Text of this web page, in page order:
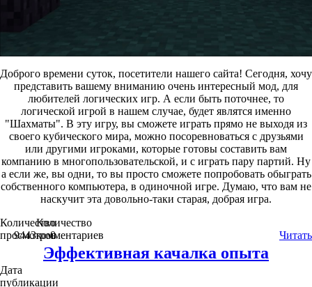
Доброго времени суток, посетители нашего сайта! Сегодня, хочу
представить вашему вниманию очень интересный мод, для
любителей логических игр. А если быть поточнее, то
логической игрой в нашем случае, будет являтся именно
"Шахматы". В эту игру, вы сможете играть прямо не выходя из
своего кубического мира, можно посоревноваться с друзьями
или другими игроками, которые готовы составить вам
компанию в многопользовательской, и с играть пару партий. Ну
а если же, вы одни, то вы просто сможете попробовать обыграть
собственного компьютера, в одиночной игре. Думаю, что вам не
наскучит эта довольно-таки старая, добрая игра.
Количество
просмотров
9443
Количество
комментариев
0 Читать
Эффективная качалка опыта
Дата
публикации